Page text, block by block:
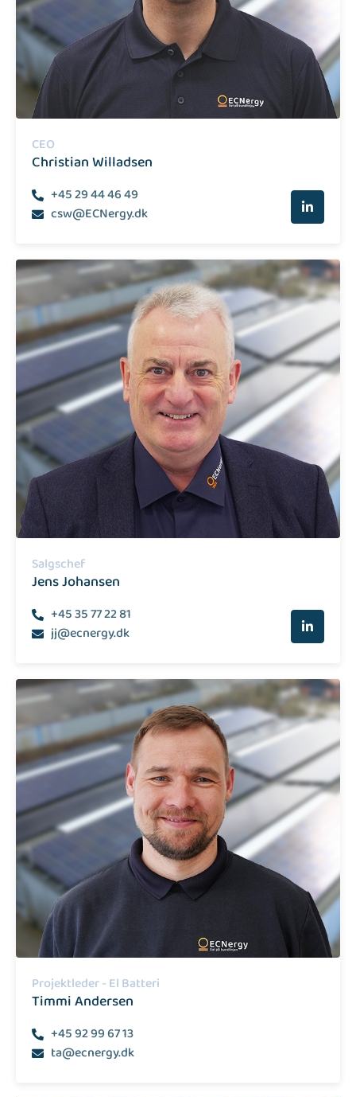
CEO
Christian Willadsen
+45 29 44 46 49
csw@ECNergy.dk
Salgschef
Jens Johansen
+45 35 77 22 81
jj@ecnergy.dk
Projektleder - El Batteri
Timmi Andersen
+45 92 99 67 13
ta@ecnergy.dk